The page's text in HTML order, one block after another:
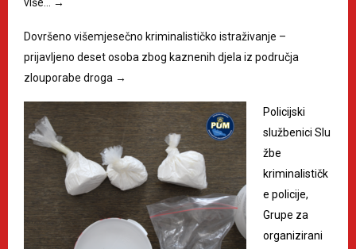
više… →
Dovršeno višemjesečno kriminalističko istraživanje –
prijavljeno deset osoba zbog kaznenih djela iz područja
zlouporabe droga →
Policijski
službenici Slu
žbe
kriminalističk
e policije,
Grupe za
organizirani